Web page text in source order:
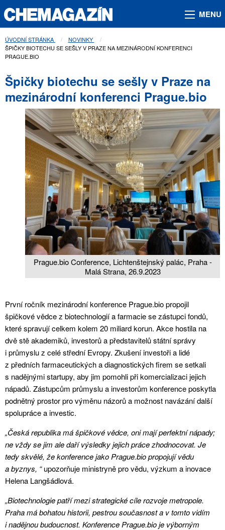
MENU
ÚVODNÍ STRÁNKA
NOVINKY
AKTUÁLNÍ STRÁNKA:
ŠPIČKY BIOTECHU SE SEŠLY V PRAZE NA MEZINÁRODNÍ KONFERENCI
PRAGUE.BIO
Špičky biotechu se sešly v Praze na
mezinárodní konferenci Prague.bio
Prague.bio Conference, Lichtenštejnský palác, Praha -
Malá Strana, 26.9.2023
První ročník mezinárodní konference Prague.bio propojil
špičkové vědce z biotechnologií a farmacie se zástupci fondů,
které spravují celkem kolem 20 miliard korun. Akce hostila na
dvě stě akademiků, investorů a představitelů státní správy
i průmyslu z celé střední Evropy. Zkušení investoři a lidé
z předních farmaceutických a diagnostických firem se setkali
s nadějnými startupy, aby jim pomohli při komercializaci jejich
nápadů. Zástupcům průmyslu a investorům konference poskytla
podnětný prostor pro výměnu názorů a možnost navázání další
spolupráce a investic.
„Česká republika má špičkové vědce, oni mají perfektní nápady;
ne vždy se jim ale daří výsledky jejich práce zhodnocovat. Je
tedy skvělé, že konference jako Prague.bio propojují vědu
a byznys, “upozorňuje ministryně pro vědu, výzkum a inovace
Helena Langšádlová.
„Biotechnologie patří mezi strategické cíle rozvoje metropole.
Praha má bohatou historii, pestrou současnost a v tomto vidím
i nadějnou budoucnost. Konference Prague.bio je výborným